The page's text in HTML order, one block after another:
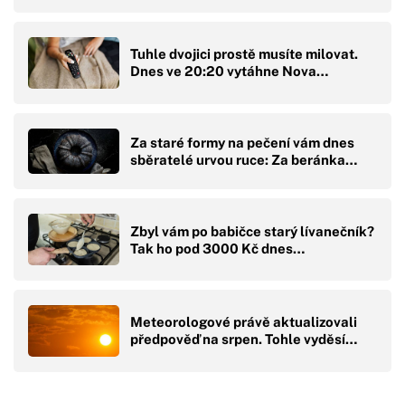
Tuhle dvojici prostě musíte milovat.
Dnes ve 20:20 vytáhne Nova…
Za staré formy na pečení vám dnes
sběratelé urvou ruce: Za beránka…
Zbyl vám po babičce starý lívanečník?
Tak ho pod 3000 Kč dnes…
Meteorologové právě aktualizovali
předpověď na srpen. Tohle vyděsí…